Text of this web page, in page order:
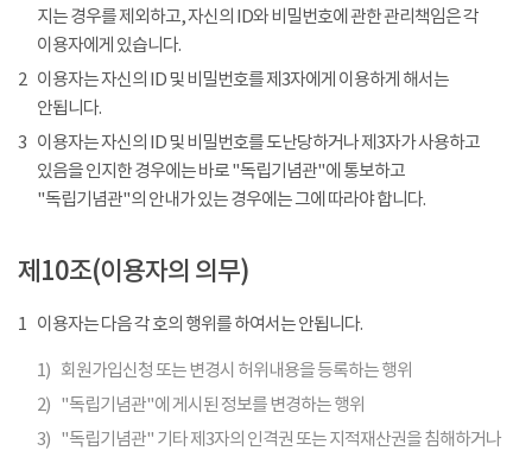
지는 경우를 제외하고, 자신의 ID와 비밀번호에 관한 관리책임은 각
이용자에게 있습니다.
2 이용자는 자신의 ID 및 비밀번호를 제3자에게 이용하게 해서는
안됩니다.
3 이용자는 자신의 ID 및 비밀번호를 도난당하거나 제3자가 사용하고
있음을 인지한 경우에는 바로 "독립기념관"에 통보하고
"독립기념관"의 안내가 있는 경우에는 그에 따라야 합니다.
제10조(이용자의 의무)
1 이용자는 다음 각 호의 행위를 하여서는 안됩니다.
1) 회원가입신청 또는 변경시 허위내용을 등록하는 행위
2) "독립기념관"에 게시된 정보를 변경하는 행위
3) "독립기념관" 기타 제3자의 인격권 또는 지적재산권을 침해하거나